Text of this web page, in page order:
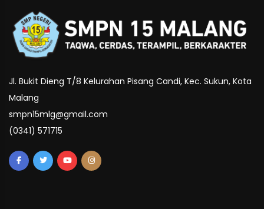
Jl. Bukit Dieng T/8 Kelurahan Pisang Candi, Kec. Sukun, Kota
Malang
smpn15mlg@gmail.com
(0341) 571715